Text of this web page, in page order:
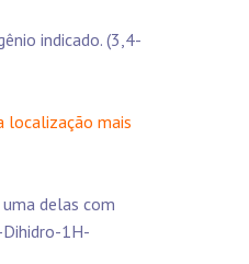
indicado. (3,4-
localização mais
delas com
1H-